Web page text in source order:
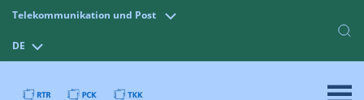
Telekommunikation und Post
DE